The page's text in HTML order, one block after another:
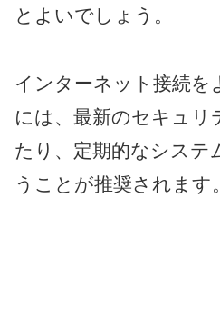
とよいでしょう。
インターネット接続を
には、最新のセキュリ
たり、定期的なシステ
うことが推奨されます。